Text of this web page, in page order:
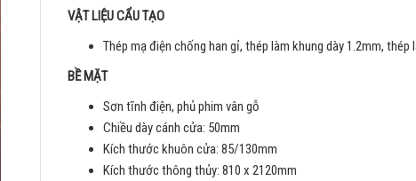
VẬT LIỆU CẨU TẠO
Thép mạ điện chống han gỉ, thép làm khung dày 1.2mm, thép
BỀ MẶT
Sơn tĩnh điện, phủ phim vân gỗ
Chiều dày cánh cửa: 50mm
Kích thước khuôn cửa: 85/130mm
Kích thước thông thủy: 810 x 2120mm